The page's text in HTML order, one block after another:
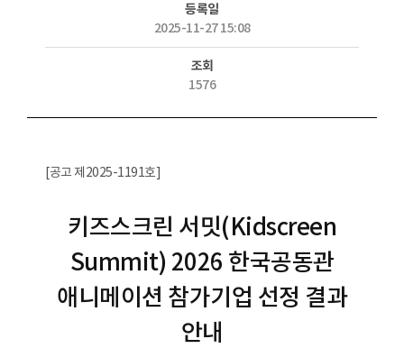
등록일
2025-11-27 15:08
조회
1576
[공고 제2025-1191호]
키즈스크린 서밋(Kidscreen
Summit) 2026 한국공동관
애니메이션 참가기업 선정 결과
안내